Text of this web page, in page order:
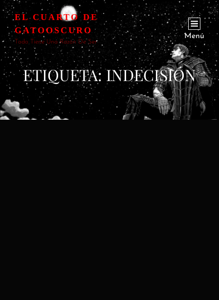
EL CUARTO DE
GATOOSCURO
Todo Tiene Una Razón De Ser
Menú
ETIQUETA:INDECISIÓN